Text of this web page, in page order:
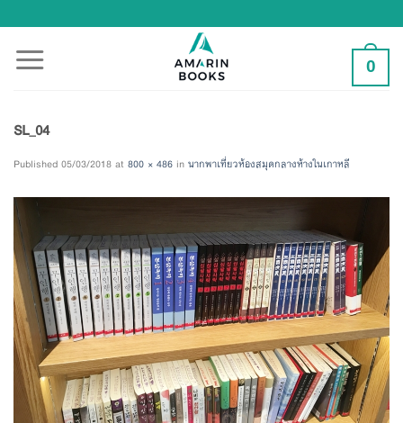
to
content
0
SL_04
Published 05/03/2018 at 800 × 486 in นากพาเที่ยวห้องสมุดกลางห้างในเกาหลี